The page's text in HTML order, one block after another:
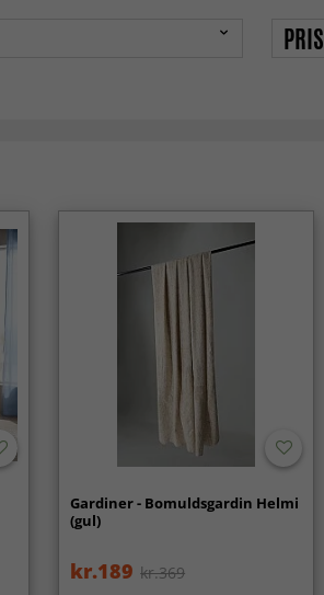
PRIS
Gardiner - Bomuldsgardin Helmi
(gul)
kr.189 kr.369